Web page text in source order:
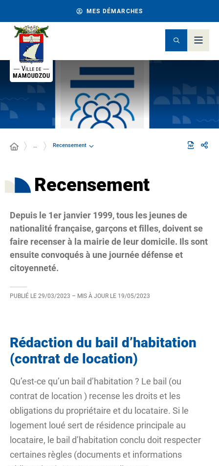
MES DÉMARCHES
… Recensement
Recensement
Depuis le 1er janvier 1999, tous les jeunes de
nationalité française, garçons et filles, doivent se
faire recenser à la mairie de leur domicile. Ils sont
ensuite convoqués à une journée défense et
citoyenneté.
PUBLIÉ LE 29/03/2023 – MIS À JOUR LE 19/05/2023
Rédaction du bail d’habitation
(contrat de location)
Qu’est-ce qu’un bail d’habitation ? Le bail (ou
contrat de location ) recense les droits et les
obligations du propriétaire et du locataire. Si le
logement loué sert de résidence principale au
locataire, le bail d’habitation conclu doit respecter
certaines règles (documents et informations